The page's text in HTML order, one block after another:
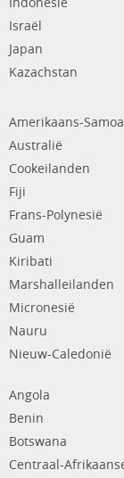
Israël
Japan
Kazachstan
Amerikaans-Samoa
Australië
Cookeilanden
Fiji
Frans-Polynesië
Guam
Kiribati
Marshalleilanden
Micronesië
Nauru
Nieuw-Caledonië
Angola
Benin
Botswana
Centraal-